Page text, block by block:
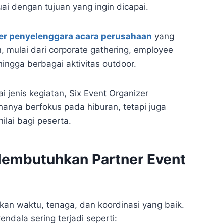
dengan tujuan yang ingin dicapai.
penyelenggara acara perusahaan yang
dari corporate gathering, employee
berbagai aktivitas outdoor.
jenis kegiatan, Six Event Organizer
berfokus pada hiburan, tetapi juga
bagi peserta.
Partner Event
waktu, tenaga, dan koordinasi yang baik.
sering terjadi seperti: